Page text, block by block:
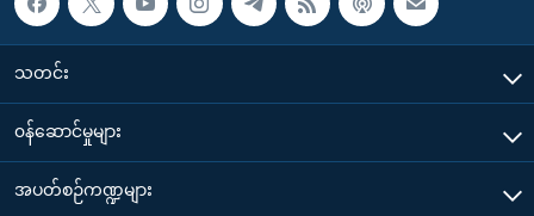
သတင်း
၀န်ဆောင်မှုများ
အပတ်စဉ်ကဏ္ဍများ